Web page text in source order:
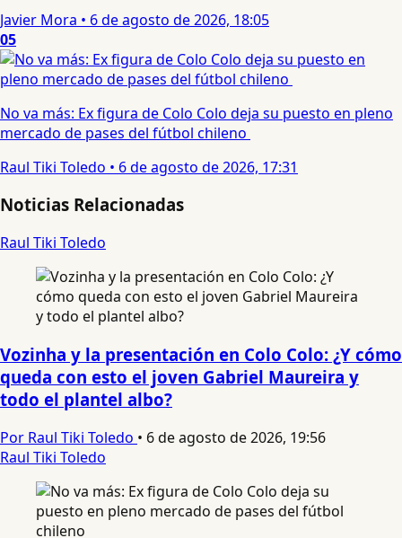
Javier Mora • 6 de agosto de 2026, 18:05
05
No va más: Ex figura de Colo Colo deja su puesto en pleno
mercado de pases del fútbol chileno
Raul Tiki Toledo • 6 de agosto de 2026, 17:31
Noticias Relacionadas
Raul Tiki Toledo
Vozinha y la presentación en Colo Colo: ¿Y cómo
queda con esto el joven Gabriel Maureira y
todo el plantel albo?
Por Raul Tiki Toledo • 6 de agosto de 2026, 19:56
Raul Tiki Toledo